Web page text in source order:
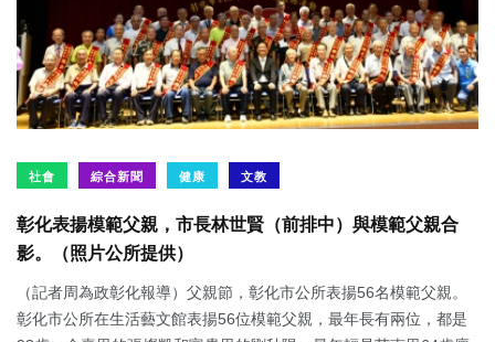
社會 綜合新聞 健康 文教
彰化表揚模範父親，市長林世賢（前排中）與模範父親合
影。（照片公所提供）
（記者周為政彰化報導）父親節，彰化市公所表揚56名模範父親。
彰化市公所在生活藝文館表揚56位模範父親，最年長有兩位，都是